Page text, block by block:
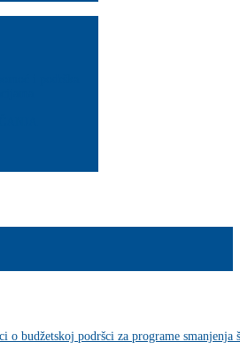
o budžetskoj podršci za programe smanjenja